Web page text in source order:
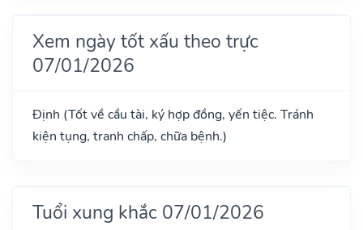
Xem ngày tốt xấu theo trực
07/01/2026
Định (Tốt về cầu tài, ký hợp đồng, yến tiệc. Tránh
kiện tụng, tranh chấp, chữa bệnh.)
Tuổi xung khắc 07/01/2026